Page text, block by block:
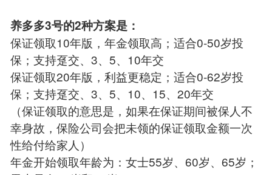
养多多3号的2种方案是：
保证领取10年版，年金领取高；适合0-50岁投
保；支持趸交、3、5、10年交
保证领取20年版，利益更稳定；适合0-62岁投
保；支持趸交、3、5、10、15、20年交
（保证领取的意思是，如果在保证期间被保人不
幸身故，保险公司会把未领的保证领取金额一次
性给付给家人）
年金开始领取年龄为：女士55岁、60岁、65岁；